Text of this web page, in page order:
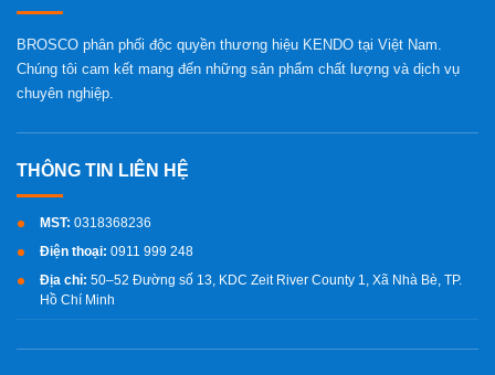
BROSCO phân phối độc quyền thương hiệu KENDO tại Việt Nam.
Chúng tôi cam kết mang đến những sản phẩm chất lượng và dịch vụ
chuyên nghiệp.
MST: 0318368236
Điện thoại: 0911 999 248
Địa chỉ: 50–52 Đường số 13, KDC Zeit River County 1, Xã Nhà Bè, TP.
Hồ Chí Minh